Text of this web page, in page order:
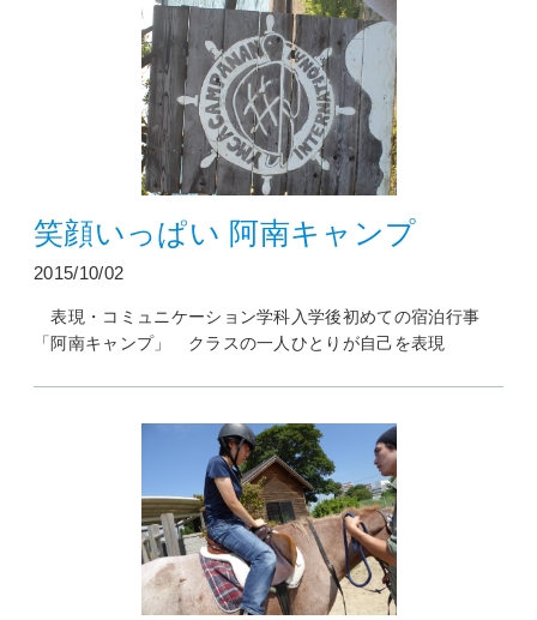
笑顔いっぱい 阿南キャンプ
2015/10/02
表現・コミュニケーション学科入学後初めての宿泊行事
「阿南キャンプ」 クラスの一人ひとりが自己を表現